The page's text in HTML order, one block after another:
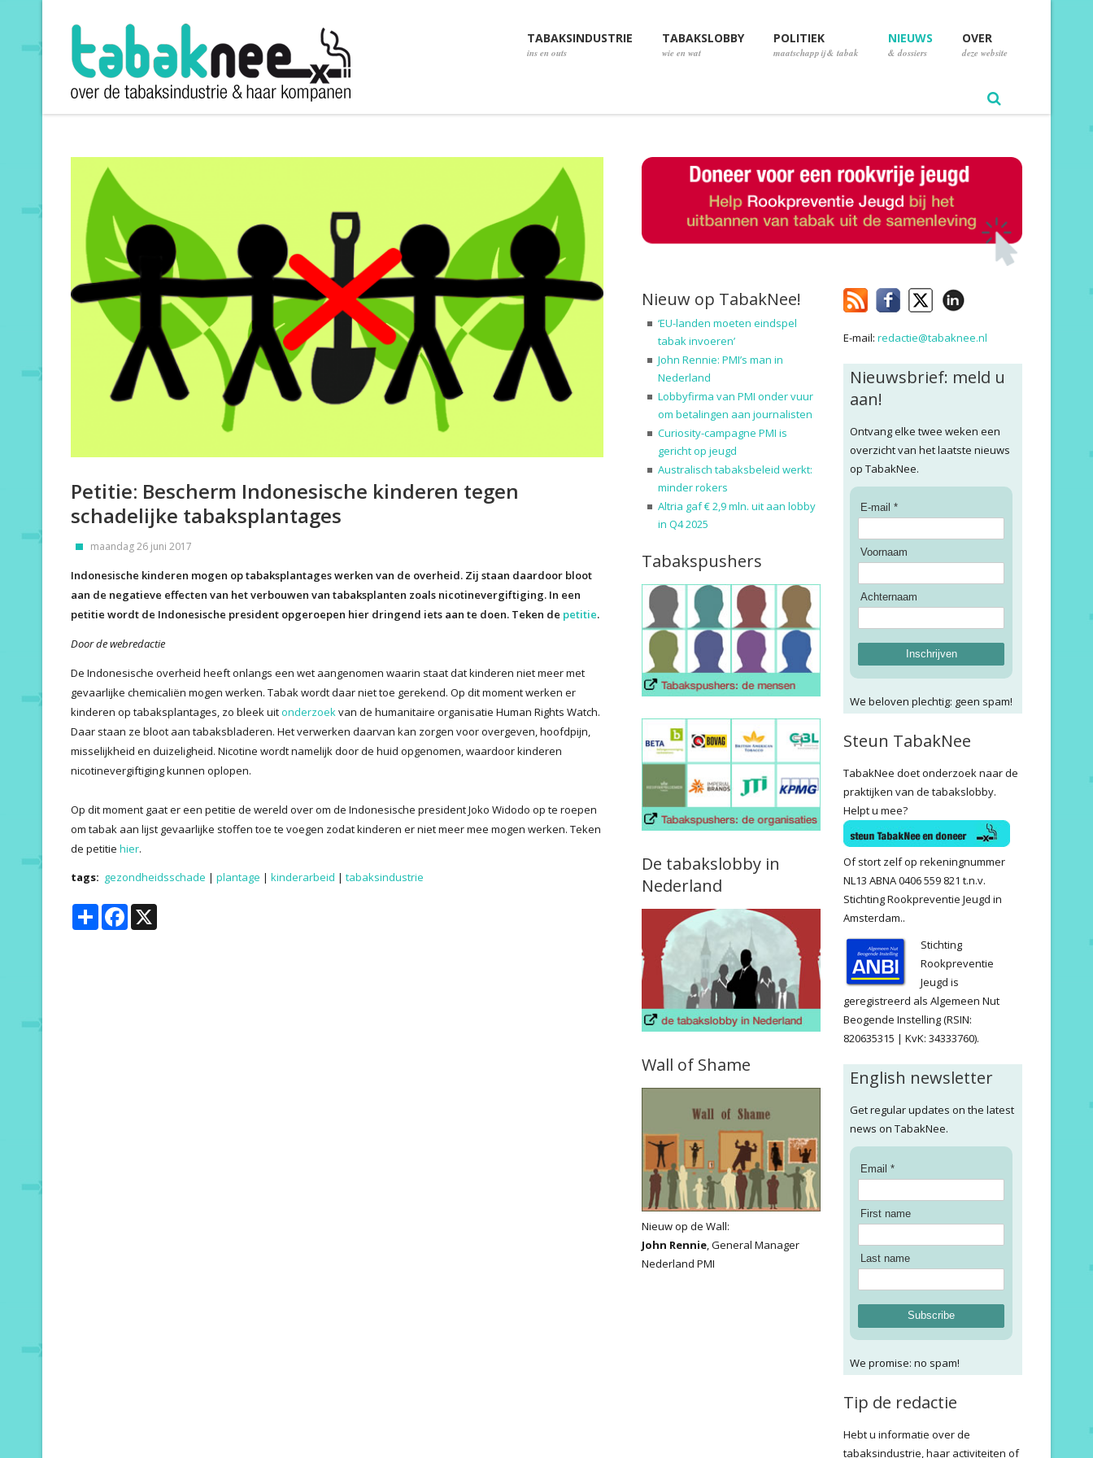
TABAKSINDUSTRIE
ins en outs
TABAKSLOBBY
wie en wat
POLITIEK
maatschappij & tabak
NIEUWS
& dossiers
OVER
deze website
Petitie: Bescherm Indonesische kinderen tegen
schadelijke tabaksplantages
maandag 26 juni 2017
Indonesische kinderen mogen op tabaksplantages werken van de overheid. Zij staan daardoor bloot
aan de negatieve effecten van het verbouwen van tabaksplanten zoals nicotinevergiftiging. In een
petitie wordt de Indonesische president opgeroepen hier dringend iets aan te doen. Teken de petitie.
Door de webredactie
De Indonesische overheid heeft onlangs een wet aangenomen waarin staat dat kinderen niet meer met
gevaarlijke chemicaliën mogen werken. Tabak wordt daar niet toe gerekend. Op dit moment werken er
kinderen op tabaksplantages, zo bleek uitonderzoekvan de humanitaire organisatie Human Rights Watch.
Daar staan ze bloot aan tabaksbladeren. Het verwerken daarvan kan zorgen voor overgeven, hoofdpijn,
misselijkheid en duizeligheid. Nicotine wordt namelijk door de huid opgenomen, waardoor kinderen
nicotinevergiftiging kunnen oplopen.
Op dit moment gaat er een petitie de wereld over om de Indonesische president Joko Widodo op te roepen
om tabak aan lijst gevaarlijke stoffen toe te voegen zodat kinderen er niet meer mee mogen werken. Teken
de petitie hier.
tags: gezondheidsschade | plantage | kinderarbeid | tabaksindustrie
Share Facebook
Nieuw op TabakNee!
‘EU-landen moeten eindspel
tabak invoeren’
John Rennie: PMI’s man in
Nederland
Lobbyfirma van PMI onder vuur
om betalingen aan journalisten
Curiosity-campagne PMI is
gericht op jeugd
Australisch tabaksbeleid werkt:
minder rokers
Altria gaf € 2,9 mln. uit aan lobby
in Q4 2025
Tabakspushers
De tabakslobby in
Nederland
Wall of Shame
Nieuw op de Wall:
John Rennie, General Manager
Nederland PMI
E-mail:redactie@tabaknee.nl
Nieuwsbrief: meld u
aan!
Ontvang elke twee weken een
overzicht van het laatste nieuws
op TabakNee.
E-mail *
Voornaam
Achternaam
Inschrijven
We beloven plechtig: geen spam!
Steun TabakNee
TabakNee doet onderzoek naar de
praktijken van de tabakslobby.
Helpt u mee?
Of stort zelf op rekeningnummer
NL13 ABNA 0406 559 821 t.n.v.
Stichting Rookpreventie Jeugd in
Amsterdam..
Stichting
Rookpreventie
Jeugd is
geregistreerd als Algemeen Nut
Beogende Instelling (RSIN:
820635315 | KvK: 34333760).
English newsletter
Get regular updates on the latest
news on TabakNee.
Email *
First name
Last name
Subscribe
We promise: no spam!
Tip de redactie
Hebt u informatie over de
tabaksindustrie, haar activiteiten of